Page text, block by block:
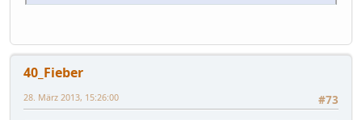
40_Fieber
#73
28. März 2013, 15:26:00